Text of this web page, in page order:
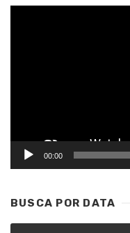
00:00
BUSCA POR DATA